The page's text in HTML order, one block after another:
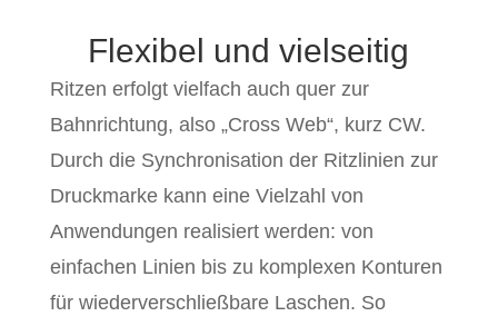
Flexibel und vielseitig
Ritzen erfolgt vielfach auch quer zur
Bahnrichtung, also „Cross Web“, kurz CW.
Durch die Synchronisation der Ritzlinien zur
Druckmarke kann eine Vielzahl von
Anwendungen realisiert werden: von
einfachen Linien bis zu komplexen Konturen
für wiederverschließbare Laschen. So